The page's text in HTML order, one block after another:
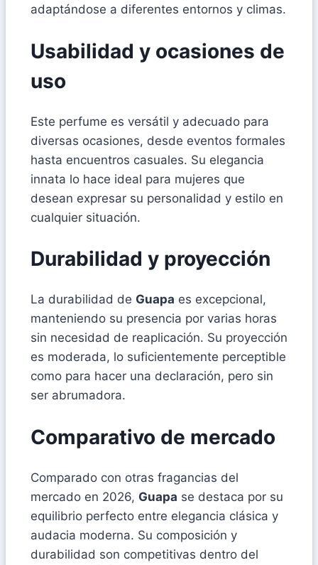
adaptándose a diferentes entornos y climas.
Usabilidad y ocasiones de
uso
Este perfume es versátil y adecuado para
diversas ocasiones, desde eventos formales
hasta encuentros casuales. Su elegancia
innata lo hace ideal para mujeres que
desean expresar su personalidad y estilo en
cualquier situación.
Durabilidad y proyección
La durabilidad de Guapa es excepcional,
manteniendo su presencia por varias horas
sin necesidad de reaplicación. Su proyección
es moderada, lo suficientemente perceptible
como para hacer una declaración, pero sin
ser abrumadora.
Comparativo de mercado
Comparado con otras fragancias del
mercado en 2026, Guapa se destaca por su
equilibrio perfecto entre elegancia clásica y
audacia moderna. Su composición y
durabilidad son competitivas dentro del